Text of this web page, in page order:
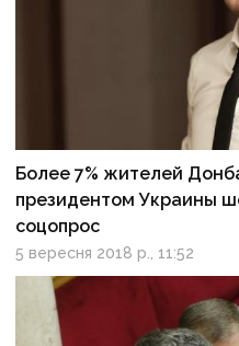
Более 7% жителей
президентом Украины
соцопрос
5 вересня 2018 р., 11:52